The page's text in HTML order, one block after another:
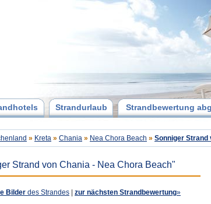
Strandurlaub Strandbewertung
» Kreta » Chania » Nea Chora Beach » Sonniger Strand
Strand von Chania - Nea Chora Beach"
Bilder des Strandes zur nächsten Strandbewertung»